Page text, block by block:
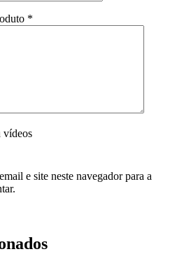
*
vídeos
e site neste navegador para a